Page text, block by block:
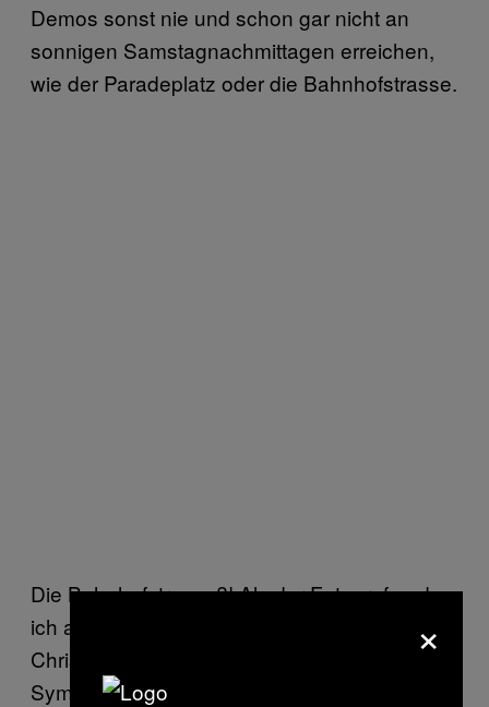
Demos sonst nie und schon gar nicht an
sonnigen Samstagnachmittagen erreichen,
wie der Paradeplatz oder die Bahnhofstrasse.
Die Bahnhofstrasse?! Als der Fotograf und
ich aus einer Seitenstrasse zurück zu den
Christen spurteten, heischte uns ein
Sympathieträger in Uniform an: „Das ist die
×